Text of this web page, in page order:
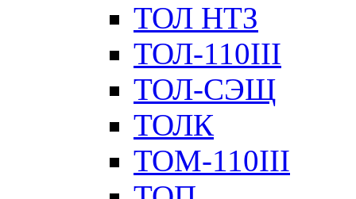
ТОЛ НТЗ
ТОЛ-110III
ТОЛ-СЭЩ
ТОЛК
ТОМ-110III